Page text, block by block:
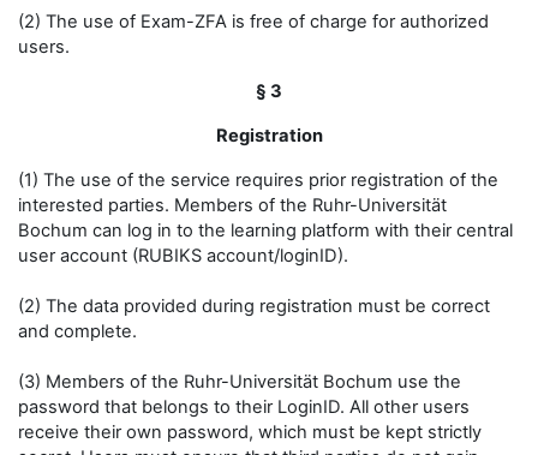
(2) The use of Exam-ZFA is free of charge for authorized
users.
§ 3
Registration
(1) The use of the service requires prior registration of the
interested parties. Members of the Ruhr-Universität
Bochum can log in to the learning platform with their central
user account (RUBIKS account/loginID).
(2) The data provided during registration must be correct
and complete.
(3) Members of the Ruhr-Universität Bochum use the
password that belongs to their LoginID. All other users
receive their own password, which must be kept strictly